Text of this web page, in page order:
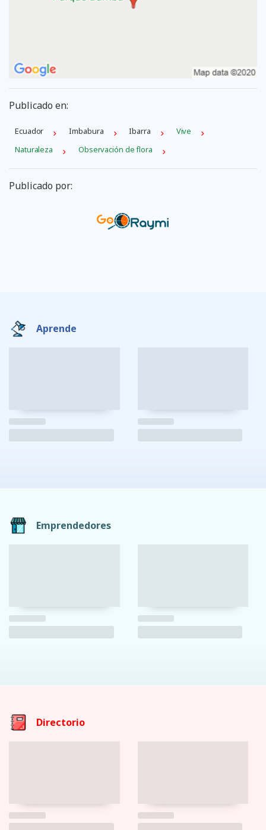
Publicado en:
Ecuador Imbabura Ibarra
Vive
Naturaleza
Observación de flora
Publicado por:
Aprende
Emprendedores
Directorio